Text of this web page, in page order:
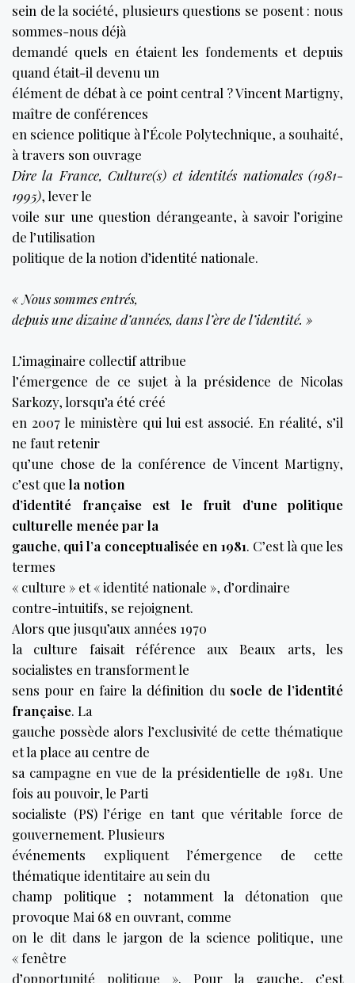
sein de la société, plusieurs questions se posent : nous
sommes-nous déjà
demandé quels en étaient les fondements et depuis
quand était-il devenu un
élément de débat à ce point central ? Vincent Martigny,
maître de conférences
en science politique à l’École Polytechnique, a souhaité,
à travers son ouvrage
Dire la France, Culture(s) et identités nationales (1981-
1995), lever le
voile sur une question dérangeante, à savoir l’origine
de l’utilisation
politique de la notion d’identité nationale.
« Nous sommes entrés,
depuis une dizaine d’années, dans l’ère de l’identité. »
L’imaginaire collectif attribue
l’émergence de ce sujet à la présidence de Nicolas
Sarkozy, lorsqu’a été créé
en 2007 le ministère qui lui est associé. En réalité, s’il
ne faut retenir
qu’une chose de la conférence de Vincent Martigny,
c’est que la notion
d’identité française est le fruit d’une politique
culturelle menée par la
gauche, qui l’a conceptualisée en 1981. C’est là que les
termes
« culture » et « identité nationale », d’ordinaire
contre-intuitifs, se rejoignent.
Alors que jusqu’aux années 1970
la culture faisait référence aux Beaux arts, les
socialistes en transforment le
sens pour en faire la définition du socle de l’identité
française. La
gauche possède alors l’exclusivité de cette thématique
et la place au centre de
sa campagne en vue de la présidentielle de 1981. Une
fois au pouvoir, le Parti
socialiste (PS) l’érige en tant que véritable force de
gouvernement. Plusieurs
événements expliquent l’émergence de cette
thématique identitaire au sein du
champ politique ; notamment la détonation que
provoque Mai 68 en ouvrant, comme
on le dit dans le jargon de la science politique, une
« fenêtre
d’opportunité politique ». Pour la gauche, c’est